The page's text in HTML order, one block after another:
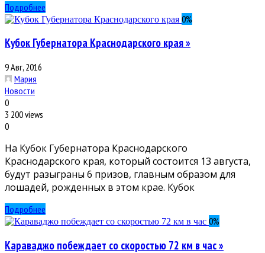
Подробнее
0%
Кубок Губернатора Краснодарского края »
9 Авг, 2016
Мария
Новости
0
3 200 views
0
На Кубок Губернатора Краснодарского
Краснодарского края, который состоится 13 августа,
будут разыграны 6 призов, главным образом для
лошадей, рожденных в этом крае. Кубок
Подробнее
0%
Караваджо побеждает со скоростью 72 км в час »